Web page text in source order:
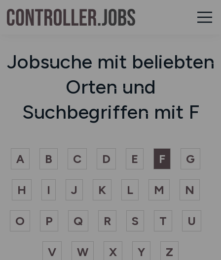
Jobsuche mit beliebten
Orten und
Suchbegriffen mit F
A B C D E F G
H I J K L M N
O P Q R S T U
V W X Y Z